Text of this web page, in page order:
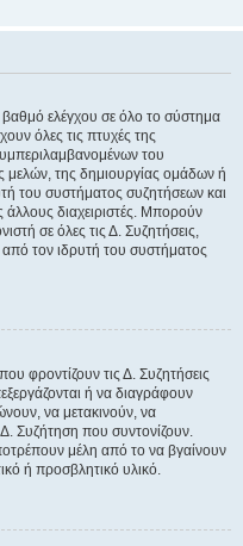
βαθμό ελέγχου σε όλο το σύστημα
όλες τις πτυχές της
του
της δημιουργίας ομάδων ή
του συστήματος συζητήσεων και
άλλους διαχειριστές. Μπορούν
σε όλες τις Δ. Συζητήσεις,
από τον ιδρυτή του συστήματος
φροντίζουν τις Δ. Συζητήσεις
ή να διαγράφουν
να μετακινούν, να
Συζήτηση που συντονίζουν.
μέλη από το να βγαίνουν
ή προσβλητικό υλικό.